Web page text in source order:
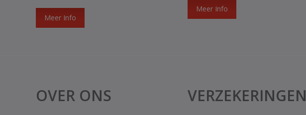
Meer Info
Meer Info
OVER ONS VERZEKERINGEN